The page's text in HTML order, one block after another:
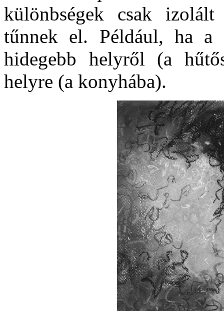
különbségek csak
tűnnek el. Például, ha a
hidegebb helyről (a
helyre (a konyhába).